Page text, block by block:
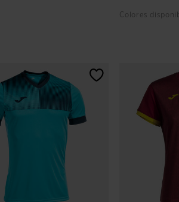
Colores